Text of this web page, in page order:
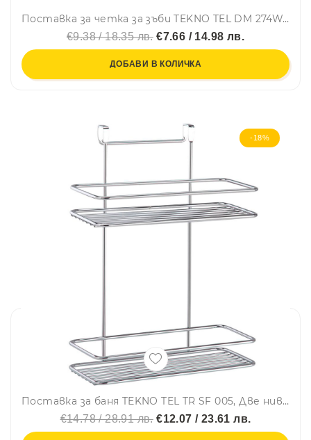
Поставка за четка за зъби TEKNO TEL DM 274W, 8x11x16 см, Вакуум, Бял
€9.38 / 18.35 лв.€7.66 / 14.98 лв.
ДОБАВИ В КОЛИЧКА
-18%
Поставка за баня TEKNO TEL TR SF 005, Две нива, 14x25x34 см, Окачена система, Сребрист
€14.78 / 28.91 лв.€12.07 / 23.61 лв.